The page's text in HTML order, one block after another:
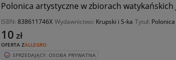
Polonica artystyczne w zbiorach watykańskich
ISBN: 838611746X Wydawnictwo: Krupski i S-ka Tytuł:
OFERTA ZALLEGRO
10 zł
SPRZEDAJĄCY: OSOBA PRYWATNA